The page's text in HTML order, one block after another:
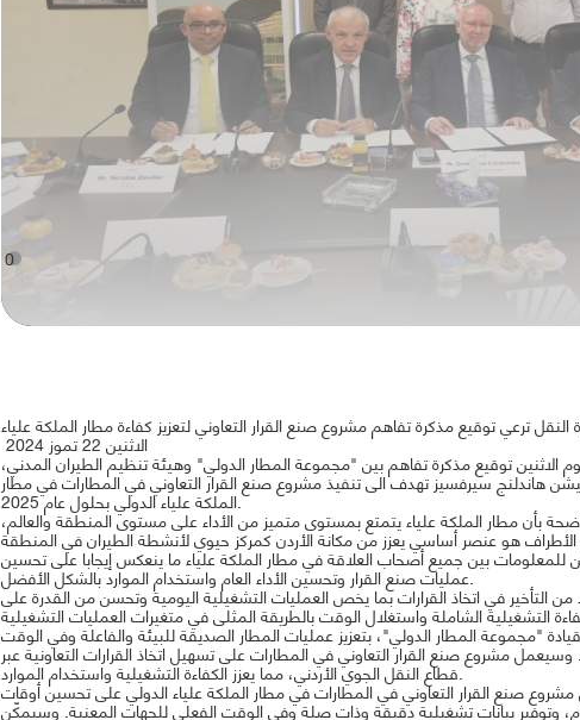
0
النقل ترعي توقيع مذكرة تفاهم مشروع صنع القرار التعاوني لتعزيز كفاءة مطار الملكة علياء
الاثنين 22 تموز 2024
الاثنين توقيع مذكرة تفاهم بين "مجموعة المطار الدولي" وهيئة تنظيم الطيران المدني،
هاندلنج سيرفسيز تهدف الى تنفيذ مشروع صنع القرار التعاوني في المطارات في مطار
الملكة علياء الدولي بحلول عام 2025.
بأن مطار الملكة علياء يتمتع بمستوى متميز من الأداء على مستوى المنطقة والعالم،
بين جميع أصحاب العلاقة في مطار الملكة علياء ما ينعكس إيجابا على تحسين
عمليات صنع القرار وتحسين الأداء العام واستخدام الموارد بالشكل الأفضل.
التأخير في اتخاذ القرارات بما يخص العمليات التشغيلية اليومية وتحسن من القدرة على
"مجموعة المطار الدولي"، بتعزيز عمليات المطار الصديقة للبيئة والفاعلة وفي الوقت
مشروع صنع القرار التعاوني في المطارات على تسهيل اتخاذ القرارات التعاونية عبر
قطاع النقل الجوي الأردني، مما يعزز الكفاءة التشغيلية واستخدام الموارد.
صنع القرار التعاوني في المطارات في مطار الملكة علياء الدولي على تحسين أوقات
وتوفير بيانات تشغيلية دقيقة وذات صلة وفي الوقت الفعلي للجهات المعنية. وسيمكّن